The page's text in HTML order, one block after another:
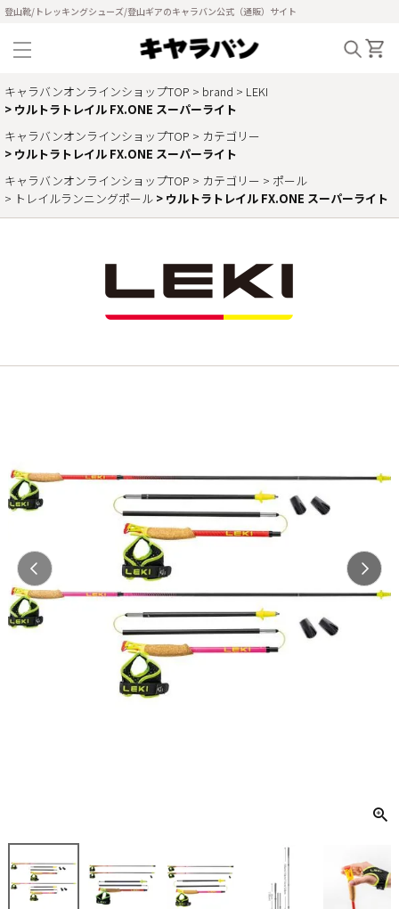
登山靴/トレッキングシューズ/登山ギアのキャラバン公式（通販）サイト
キャラバンオンラインショップTOP brand
LEKI
ウルトラトレイル FX.ONE スーパーライト
キャラバンオンラインショップTOP
カテゴリー
ウルトラトレイル FX.ONE スーパーライト
キャラバンオンラインショップTOP
カテゴリー
ポール
トレイルランニングポール
ウルトラトレイル FX.ONE スーパーライト